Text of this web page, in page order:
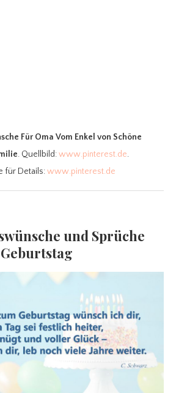
Für Oma Vom Enkel von Schöne
. Quellbild:www.pinterest.de.
für Details:www.pinterest.de
und Sprüche